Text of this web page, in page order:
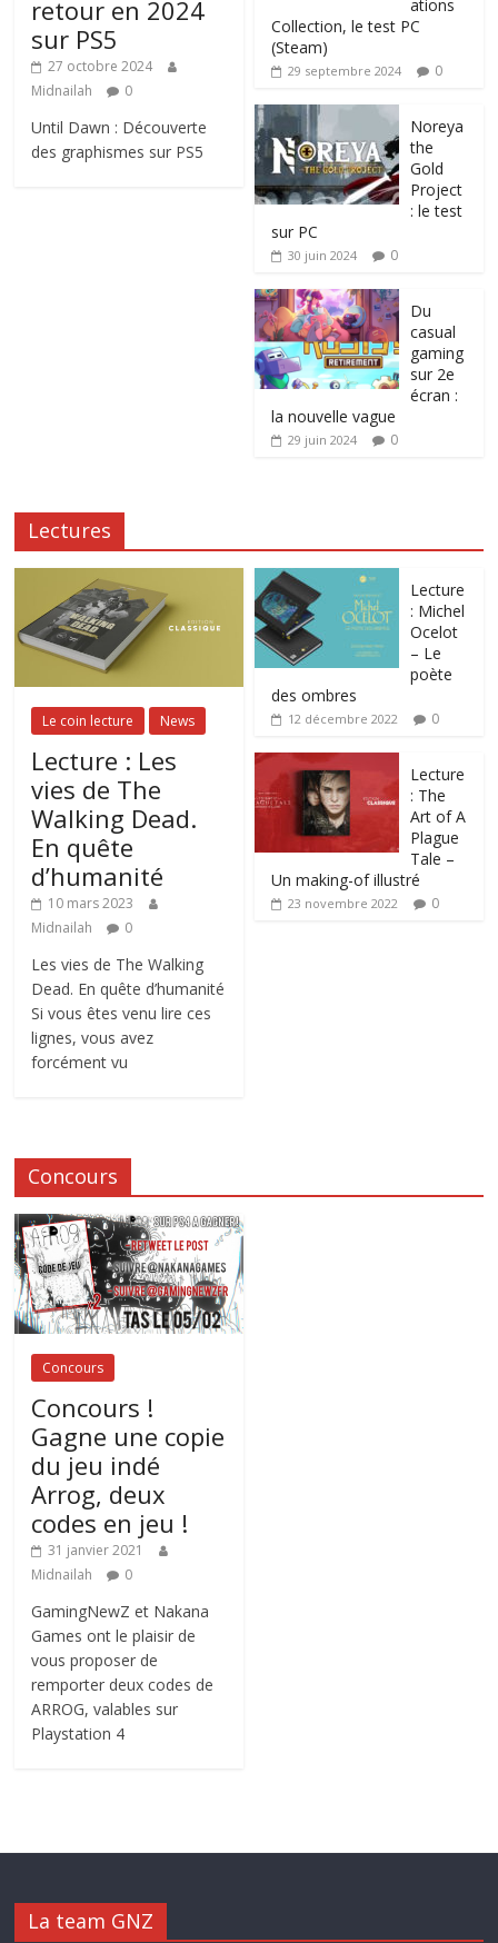
retour en 2024
sur PS5
27 octobre 2024
Midnailah
0
Until Dawn : Découverte
des graphismes sur PS5
ations
Collection, le test PC
(Steam)
29 septembre 2024 0
Noreya
the
Gold
Project
: le test
sur PC
30 juin 2024 0
Du
casual
gaming
sur 2e
écran :
la nouvelle vague
29 juin 2024 0
Lectures
Le coin lecture News
Lecture : Les
vies de The
Walking Dead.
En quête
d’humanité
10 mars 2023
Midnailah
0
Les vies de The Walking
Dead. En quête d’humanité
Si vous êtes venu lire ces
lignes, vous avez
forcément vu
Lecture
: Michel
Ocelot
– Le
poète
des ombres
12 décembre 2022 0
Lecture
: The
Art of A
Plague
Tale –
Un making-of illustré
23 novembre 2022 0
Concours
Concours
Concours !
Gagne une copie
du jeu indé
Arrog, deux
codes en jeu !
31 janvier 2021
Midnailah
0
GamingNewZ et Nakana
Games ont le plaisir de
vous proposer de
remporter deux codes de
ARROG, valables sur
Playstation 4
La team GNZ